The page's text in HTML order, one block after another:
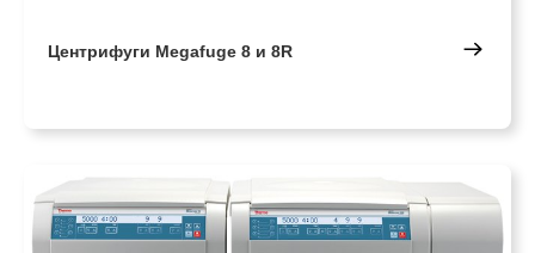
Центрифуги Megafuge 8 и 8R